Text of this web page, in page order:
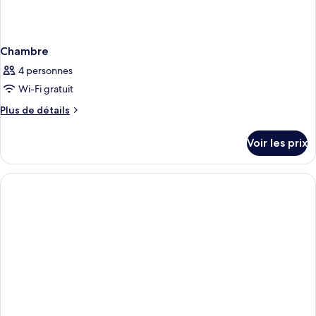
Chambre
4 personnes
Wi-Fi gratuit
Plus de détails
Plus
le
type
de
Voir les prix